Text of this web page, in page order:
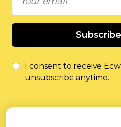
I consent to receive
unsubscribe anytime.